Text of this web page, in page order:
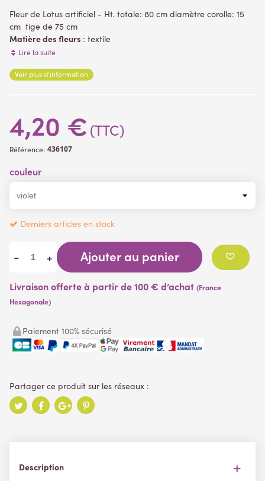
Fleur de Lotus artificiel - Ht. totale: 80 cm diamètre corolle: 15
cm tige de 75 cm
Matière des fleurs : textile
Matière de la branche
Lire la suite
Voir plus d'information
4,20 € (TTC)
Référence: 436107
couleur
Derniers articles en stock
- + Ajouter au panier
Livraison offerte à partir de 100 € d’achat (France
Hexagonale)
Paiement 100% sécurisé
Description